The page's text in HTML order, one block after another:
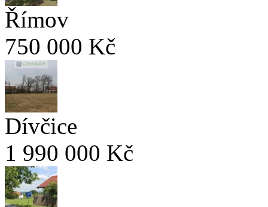
Římov
750 000 Kč
Dívčice
1 990 000 Kč